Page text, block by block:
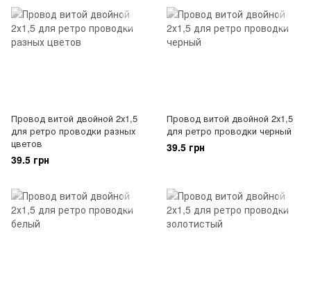
Провод витой двойной 2х1,5
для ретро проводки разных
цветов
39.5 грн
Провод витой двойной 2х1,5
для ретро проводки черный
39.5 грн